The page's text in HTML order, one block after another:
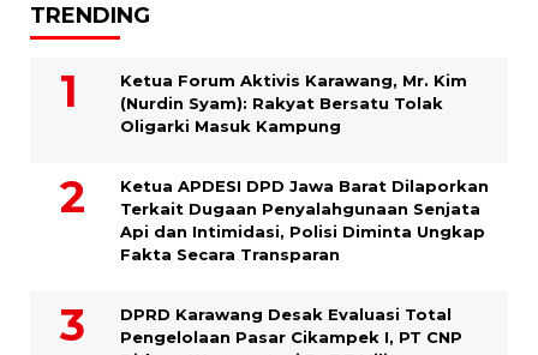
TRENDING
Ketua Forum Aktivis Karawang, Mr. Kim
(Nurdin Syam): Rakyat Bersatu Tolak
Oligarki Masuk Kampung
Ketua APDESI DPD Jawa Barat Dilaporkan
Terkait Dugaan Penyalahgunaan Senjata
Api dan Intimidasi, Polisi Diminta Ungkap
Fakta Secara Transparan
DPRD Karawang Desak Evaluasi Total
Pengelolaan Pasar Cikampek I, PT CNP